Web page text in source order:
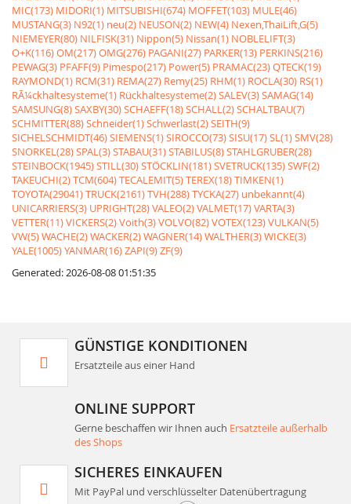
MIC(173) MIDORI(1) MITSUBISHI(674) MOFFET(103) MULE(46)
MUSTANG(3) N92(1) neu(2) NEUSON(2) NEW(4) Nexen,ThaiLift,G(5)
NIEMEYER(80) NILFISK(31) Nippon(5) Nissan(1) NOBLELIFT(3)
O+K(116)OM(217)OMG(276) PAGANI(27) PARKER(13) PERKINS(216)
PEWAG(3) PFAFF(9) Pimespo(217) Power(5) PRAMAC(23)QTECK(19)
RAYMOND(1) RCM(31) REMA(27) Remy(25) RHM(1) ROCLA(30) RS(1)
RÃ¼ckhaltesysteme(1) Rückhaltesysteme(2)SALEV(3)SAMAG(14)
SAMSUNG(8)SAXBY(30)SCHAEFF(18)SCHALL(2)SCHALTBAU(7)
SCHMITTER(88)Schneider(1)Schwerlast(2)SEITH(9)
SICHELSCHMIDT(46)SIEMENS(1)SIROCCO(73)SISU(17)SL(1)SMV(28)
SNORKEL(28)SPAL(3)STABAU(31)STABILUS(8)STAHLGRUBER(28)
STEINBOCK(1945)STILL(30)STÖCKLIN(181)SVETRUCK(135)SWF(2)
TAKEUCHI(2)TCM(604)TECALEMIT(5)TEREX(18)TIMKEN(1)
TOYOTA(29041)TRUCK(2161)TVH(288)TYCKA(27) unbekannt(4)
UNICARRIERS(3) UPRIGHT(28)VALEO(2)VALMET(17)VARTA(3)
VETTER(11)VICKERS(2)Voith(3)VOLVO(82)VOTEX(123)VULKAN(5)
VW(5)WACHE(2)WACKER(2)WAGNER(14)WALTHER(3)WICKE(3)
YALE(1005)YANMAR(16)ZAPI(9)ZF(9)
Generated: 2026-08-08 01:51:35
GÜNSTIGE KONDITIONEN
Ersatzteile aus einer Hand
ONLINE SUPPORT
Gerne beschaffen wir Ihnen auch Ersatzteile außerhalb
des Shops
SICHERES EINKAUFEN
Mit PayPal und verschlüsselter Datenübertragung